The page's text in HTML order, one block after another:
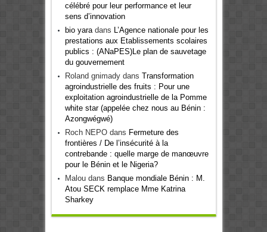
célébré pour leur performance et leur
sens d’innovation
bio yaradans
L’Agence nationale pour les
prestations aux Etablissements scolaires
publics : (ANaPES)Le plan de sauvetage
du gouvernement
Roland gnimadydans Transformation
agroindustrielle des fruits : Pour une
exploitation agroindustrielle de la Pomme
white star (appelée chez nous au Bénin :
Azongwégwé)
Roch NEPOdans Fermeture des
frontières / De l’insécurité à la
contrebande : quelle marge de manœuvre
pour le Bénin et le Nigeria?
Maloudans Banque mondiale Bénin : M.
Atou SECK remplace Mme Katrina
Sharkey